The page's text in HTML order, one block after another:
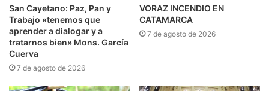
San Cayetano: Paz, Pan y
Trabajo «tenemos que
aprender a dialogar y a
tratarnos bien» Mons. García
Cuerva
7 de agosto de 2026
VORAZ INCENDIO EN
CATAMARCA
7 de agosto de 2026